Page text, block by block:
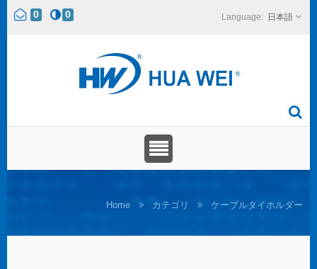
0 0 日本語
Home カテゴリ ケーブルタイホルダー